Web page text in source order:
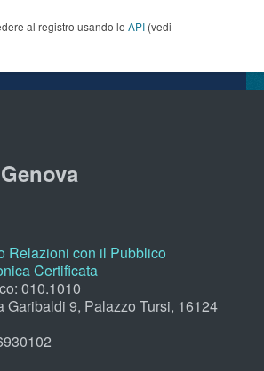
al registro usando le API (vedi
Relazioni con il Pubblico
Certificata
010.1010
Garibaldi 9, Palazzo Tursi, 16124